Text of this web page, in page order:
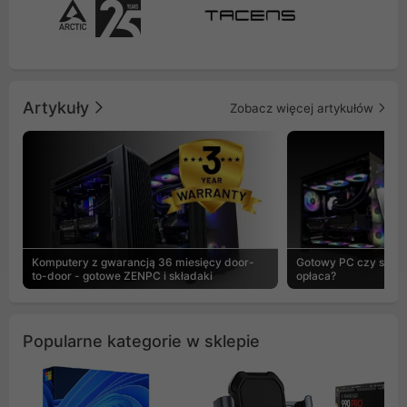
Artykuły Zobacz więcej artykułów
Komputery z gwarancją 36 miesięcy door-
to-door - gotowe ZENPC i składaki
Gotowy PC czy
opłaca?
Popularne kategorie w sklepie